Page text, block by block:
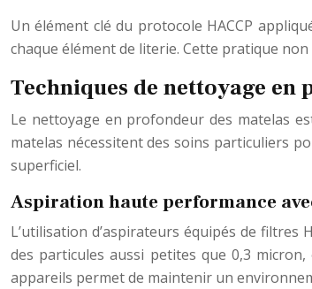
Un élément clé du protocole HACCP
chaque élément de literie. Cette pratique
Techniques de nettoyage en
Le nettoyage en profondeur des matelas
matelas nécessitent des soins particuliers
superficiel.
Aspiration haute performance
L’utilisation d’aspirateurs équipés de filtres
des particules aussi petites que 0,3
appareils permet de maintenir un